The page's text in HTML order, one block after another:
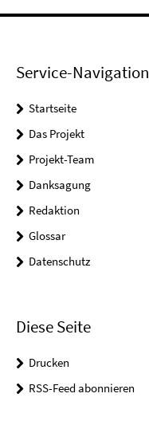
Service-Navigation
Startseite
Das Projekt
Projekt-Team
Danksagung
Redaktion
Glossar
Datenschutz
Diese Seite
Drucken
RSS-Feed abonnieren